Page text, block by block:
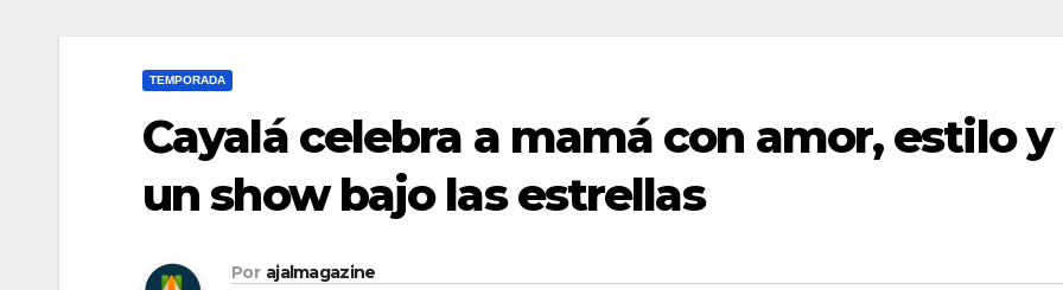
TEMPORADA
Cayalá celebra a mamá con amor, estilo y
un show bajo las estrellas
Por ajalmagazine